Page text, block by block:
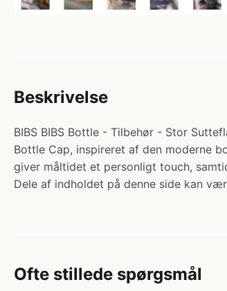
Beskrivelse
BIBS BIBS Bottle - Tilbehør - Stor
Bottle Cap, inspireret af den moderne
giver måltidet et personligt touch,
Dele af indholdet på denne side kan
Ofte stillede spørgsmål